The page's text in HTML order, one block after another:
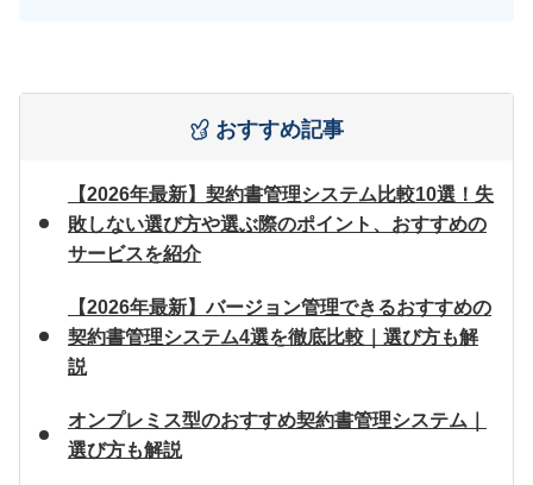
おすすめ記事
【2026年最新】契約書管理システム比較10選！失
敗しない選び方や選ぶ際のポイント、おすすめの
サービスを紹介
【2026年最新】バージョン管理できるおすすめの
契約書管理システム4選を徹底比較｜選び方も解
説
オンプレミス型のおすすめ契約書管理システム｜
選び方も解説